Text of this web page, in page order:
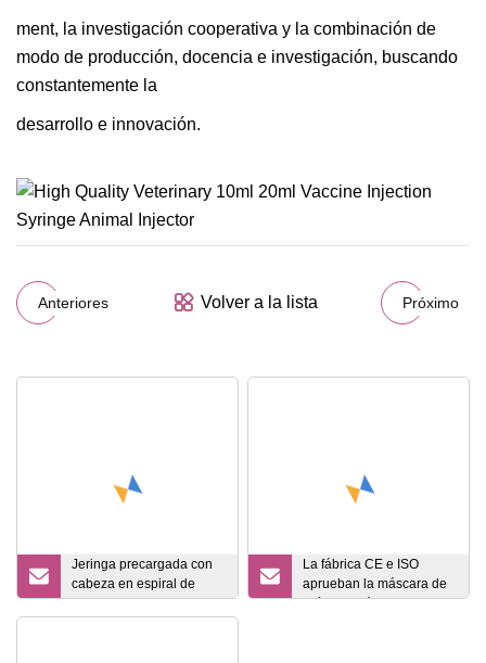
ment, la investigación cooperativa y la combinación de
modo de producción, docencia e investigación, buscando
constantemente la
desarrollo e innovación.
Anteriores Volver a la lista Próximo
Jeringa precargada con
cabeza en espiral de
vidrio de seguridad 2022
La fábrica CE e ISO
aprueban la máscara de
oxígeno médica